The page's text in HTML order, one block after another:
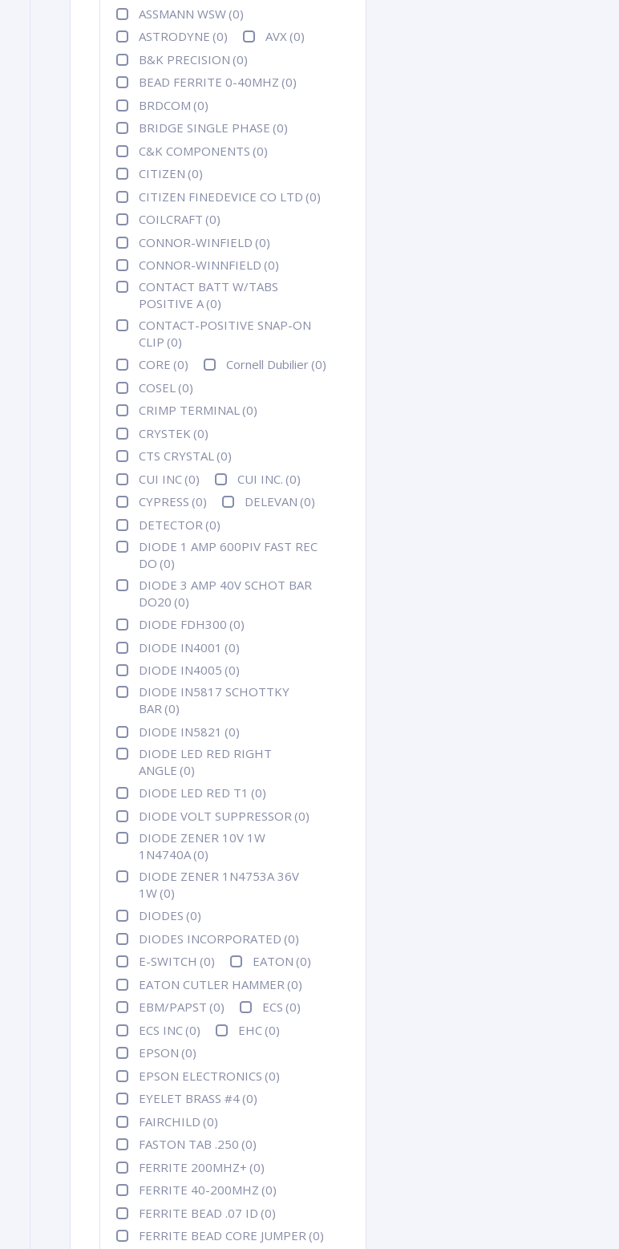
ASSMANN WSW (0)
ASTRODYNE (0) AVX (0)
B&K PRECISION (0)
BEAD FERRITE 0-40MHZ (0)
BRDCOM (0)
BRIDGE SINGLE PHASE (0)
C&K COMPONENTS (0)
CITIZEN (0)
CITIZEN FINEDEVICE CO LTD (0)
COILCRAFT (0)
CONNOR-WINFIELD (0)
CONNOR-WINNFIELD (0)
CONTACT BATT W/TABS
POSITIVE A (0)
CONTACT-POSITIVE SNAP-ON
CLIP (0)
CORE (0) Cornell Dubilier (0)
COSEL (0)
CRIMP TERMINAL (0)
CRYSTEK (0)
CTS CRYSTAL (0)
CUI INC (0) CUI INC. (0)
CYPRESS (0) DELEVAN (0)
DETECTOR (0)
DIODE 1 AMP 600PIV FAST REC
DO (0)
DIODE 3 AMP 40V SCHOT BAR
DO20 (0)
DIODE FDH300 (0)
DIODE IN4001 (0)
DIODE IN4005 (0)
DIODE IN5817 SCHOTTKY
BAR (0)
DIODE IN5821 (0)
DIODE LED RED RIGHT
ANGLE (0)
DIODE LED RED T1 (0)
DIODE VOLT SUPPRESSOR (0)
DIODE ZENER 10V 1W
1N4740A (0)
DIODE ZENER 1N4753A 36V
1W (0)
DIODES (0)
DIODES INCORPORATED (0)
E-SWITCH (0) EATON (0)
EATON CUTLER HAMMER (0)
EBM/PAPST (0) ECS (0)
ECS INC (0) EHC (0)
EPSON (0)
EPSON ELECTRONICS (0)
EYELET BRASS #4 (0)
FAIRCHILD (0)
FASTON TAB .250 (0)
FERRITE 200MHZ+ (0)
FERRITE 40-200MHZ (0)
FERRITE BEAD .07 ID (0)
FERRITE BEAD CORE JUMPER (0)